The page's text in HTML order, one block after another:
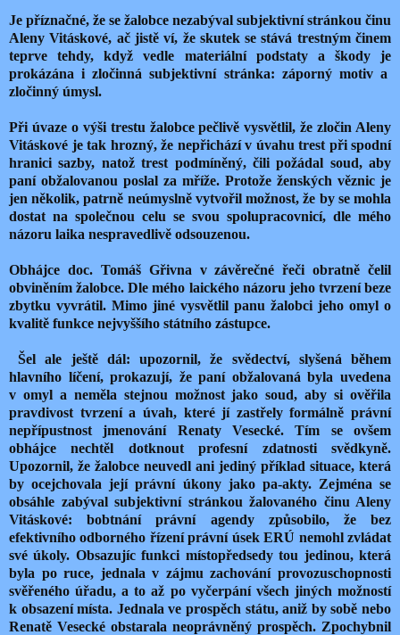
Je příznačné, že se žalobce nezabýval subjektivní stránkou činu
Aleny Vitáskové, ač jistě ví, že skutek se stává trestným činem
teprve tehdy, když vedle materiální podstaty a škody je
prokázána i zločinná subjektivní stránka: záporný motiv a
zločinný úmysl.
Při úvaze o výši trestu žalobce pečlivě vysvětlil, že zločin Aleny
Vitáskové je tak hrozný, že nepřichází v úvahu trest při spodní
hranici sazby, natož trest podmíněný, čili požádal soud, aby
paní obžalovanou poslal za mříže. Protože ženských věznic je
jen několik, patrně neúmyslně vytvořil možnost, že by se mohla
dostat na společnou celu se svou spolupracovnicí, dle mého
názoru laika nespravedlivě odsouzenou.
Obhájce doc. Tomáš Gřivna v závěrečné řeči obratně čelil
obviněním žalobce. Dle mého laického názoru jeho tvrzení beze
zbytku vyvrátil. Mimo jiné vysvětlil panu žalobci jeho omyl o
kvalitě funkce nejvyššího státního zástupce.
Šel ale ještě dál: upozornil, že svědectví, slyšená během
hlavního líčení, prokazují, že paní obžalovaná byla uvedena
v omyl a neměla stejnou možnost jako soud, aby si ověřila
pravdivost tvrzení a úvah, které jí zastřely formálně právní
nepřípustnost jmenování Renaty Vesecké. Tím se ovšem
obhájce nechtěl dotknout profesní zdatnosti svědkyně.
Upozornil, že žalobce neuvedl ani jediný příklad situace, která
by ocejchovala její právní úkony jako pa-akty. Zejména se
obsáhle zabýval subjektivní stránkou žalovaného činu Aleny
Vitáskové: bobtnání právní agendy způsobilo, že bez
efektivního odborného řízení právní úsek ERÚ nemohl zvládat
své úkoly. Obsazujíc funkci místopředsedy tou jedinou, která
byla po ruce, jednala v zájmu zachování provozuschopnosti
svěřeného úřadu, a to až po vyčerpání všech jiných možností
k obsazení místa. Jednala ve prospěch státu, aniž by sobě nebo
Renatě Vesecké obstarala neoprávněný prospěch. Zpochybnil